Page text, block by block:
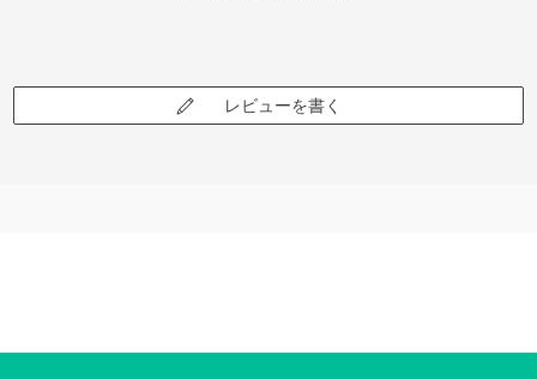
レビューを書く